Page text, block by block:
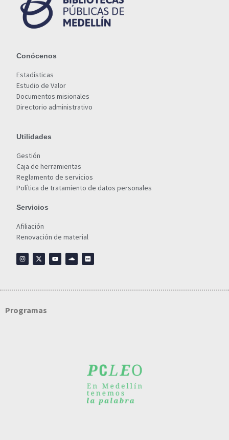
Conócenos
Estadísticas
Estudio de Valor
Documentos misionales
Directorio administrativo
Utilidades
Gestión
Caja de herramientas
Reglamento de servicios
Política de tratamiento de datos personales
Servicios
Afiliación
Renovación de material
Programas